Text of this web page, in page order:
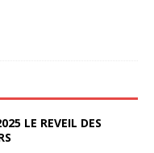
LE REVEIL DES